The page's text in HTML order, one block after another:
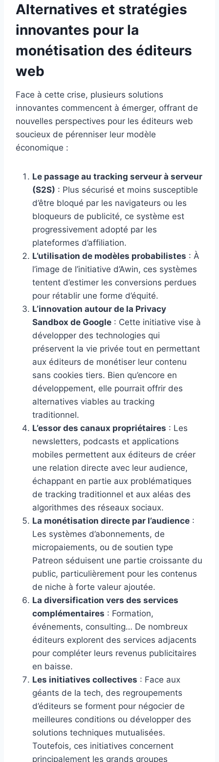
Alternatives et stratégies
innovantes pour la
monétisation des éditeurs
web
Face à cette crise, plusieurs solutions
innovantes commencent à émerger, offrant de
nouvelles perspectives pour les éditeurs web
soucieux de pérenniser leur modèle
économique :
Le passage au tracking serveur à serveur
(S2S) : Plus sécurisé et moins susceptible
d’être bloqué par les navigateurs ou les
bloqueurs de publicité, ce système est
progressivement adopté par les
plateformes d’affiliation.
L’utilisation de modèles probabilistes : À
l’image de l’initiative d’Awin, ces systèmes
tentent d’estimer les conversions perdues
pour rétablir une forme d’équité.
L’innovation autour de la Privacy
Sandbox de Google : Cette initiative vise à
développer des technologies qui
préservent la vie privée tout en permettant
aux éditeurs de monétiser leur contenu
sans cookies tiers. Bien qu’encore en
développement, elle pourrait offrir des
alternatives viables au tracking
traditionnel.
L’essor des canaux propriétaires : Les
newsletters, podcasts et applications
mobiles permettent aux éditeurs de créer
une relation directe avec leur audience,
échappant en partie aux problématiques
de tracking traditionnel et aux aléas des
algorithmes des réseaux sociaux.
La monétisation directe par l’audience :
Les systèmes d’abonnements, de
micropaiements, ou de soutien type
Patreon séduisent une partie croissante du
public, particulièrement pour les contenus
de niche à forte valeur ajoutée.
La diversification vers des services
complémentaires : Formation,
événements, consulting… De nombreux
éditeurs explorent des services adjacents
pour compléter leurs revenus publicitaires
en baisse.
Les initiatives collectives : Face aux
géants de la tech, des regroupements
d’éditeurs se forment pour négocier de
meilleures conditions ou développer des
solutions techniques mutualisées.
Toutefois, ces initiatives concernent
principalement les grands groupes